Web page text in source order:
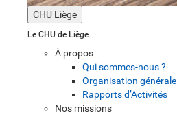
CHU Liège
Le CHU de Liège
À propos
Qui sommes-nous ?
Organisation générale
Rapports d’Activités
Nos missions